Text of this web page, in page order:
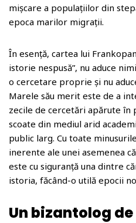
mișcare a populațiilor din
epoca marilor migrații.
În esență, cartea lui
istorie nespusă”, nu aduce
o cercetare proprie și nu
Marele său merit este de a
zecile de cercetări apărute în
scoate din mediul arid
public larg. Cu toate
inerente ale unei asemenea
este cu siguranță una dintre
istoria, făcând-o utilă epocii
Un bizantolog